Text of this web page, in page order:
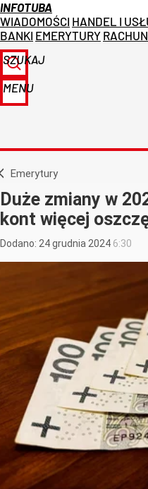
INFOTUBA
WIADOMOŚCI HANDEL I
BANKI EMERYTURY
SZUKAJ
MENU
Emerytury
Duże zmiany w
kont więcej
Dodano: 24grudnia 2024 6:30